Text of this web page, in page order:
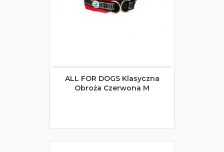
ALL FOR DOGS Klasyczna
Obroża Czerwona M